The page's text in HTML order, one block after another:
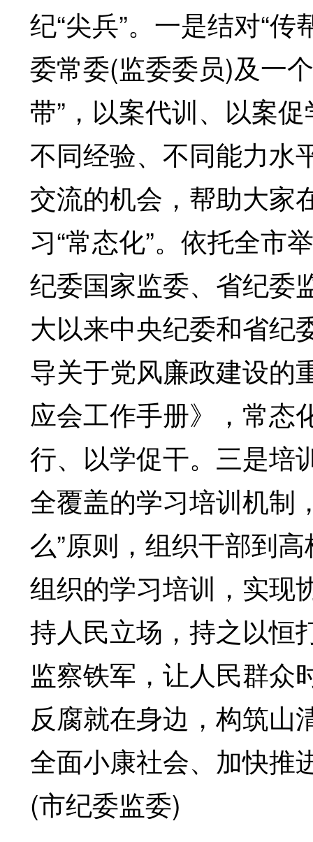
纪“尖兵”。一是结对“
委常委(监委委员)及一
带”，以案代训、以案
不同经验、不同能力水
交流的机会，帮助大家
习“常态化”。依托全市
纪委国家监委、省纪委
大以来中央纪委和省纪
导关于党风廉政建设的
应会工作手册》，常态
行、以学促干。三是培
全覆盖的学习培训机制
么”原则，组织干部到
组织的学习培训，实现
持人民立场，持之以恒
监察铁军，让人民群众
反腐就在身边，构筑山
全面小康社会、加快推
(市纪委监委)